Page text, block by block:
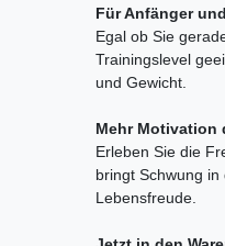
Für Anfänger
Egal ob Sie
Trainingslevel
und Gewicht.
Mehr Motivation
Erleben Sie die
bringt Schwung
Lebensfreude.